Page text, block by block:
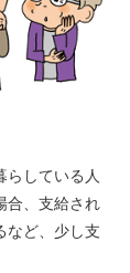
らしている人
合、支給され
など、少し支